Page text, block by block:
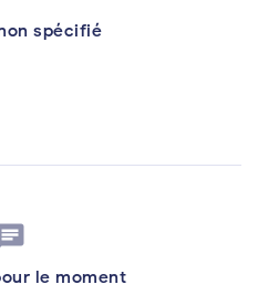
spécifié
chat
le moment